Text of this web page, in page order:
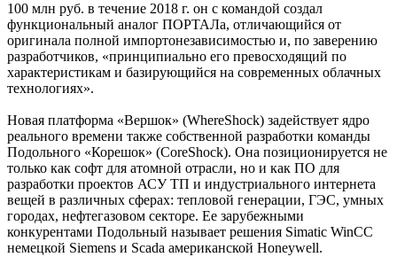
100 млн руб. в течение 2018 г. он с командой создал
функциональный аналог ПОРТАЛа, отличающийся от
оригинала полной импортонезависимостью и, по заверению
разработчиков, «принципиально его превосходящий по
характеристикам и базирующийся на современных облачных
технологиях».
Новая платформа «Вершок» (WhereShock) задействует ядро
реального времени также собственной разработки команды
Подольного «Корешок» (CoreShock). Она позиционируется не
только как софт для атомной отрасли, но и как ПО для
разработки проектов АСУ ТП и индустриального интернета
вещей в различных сферах: тепловой генерации, ГЭС, умных
городах, нефтегазовом секторе. Ее зарубежными
конкурентами Подольный называет решения Simatic WinCC
немецкой Siemens и Scada американской Honeywell.